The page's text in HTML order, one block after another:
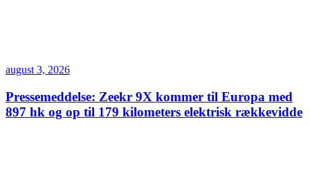
august 3, 2026
Pressemeddelse: Zeekr 9X kommer til Europa med
897 hk og op til 179 kilometers elektrisk rækkevidde